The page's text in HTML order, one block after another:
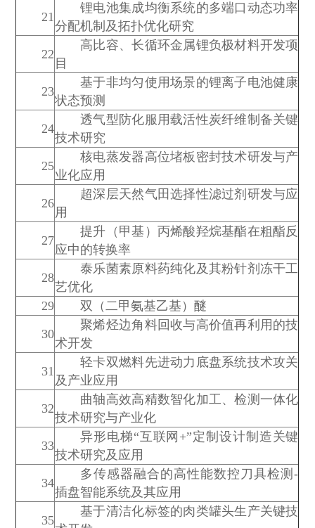
21
锂电池集成均衡系统的多端口动态功率
分配机制及拓扑优化研究
22
高比容、长循环金属锂负极材料开发项
目
23
基于非均匀使用场景的锂离子电池健康
状态预测
24
透气型防化服用载活性炭纤维制备关键
技术研究
25
核电蒸发器高位堵板密封技术研发与产
业化应用
26
超深层天然气田选择性滤过剂研发与应
用
27
提升（甲基）丙烯酸羟烷基酯在粗酯反
应中的转换率
28
泰乐菌素原料药纯化及其粉针剂冻干工
艺优化
29
双（二甲氨基乙基）醚
30
聚烯烃边角料回收与高价值再利用的技
术开发
31
轻卡双燃料先进动力底盘系统技术攻关
及产业应用
32
曲轴高效高精数智化加工、检测一体化
技术研究与产业化
33
异形电梯“互联网+”定制设计制造关键
技术研究及应用
34
多传感器融合的高性能数控刀具检测-
插盘智能系统及其应用
35
基于清洁化标签的肉类罐头生产关键技